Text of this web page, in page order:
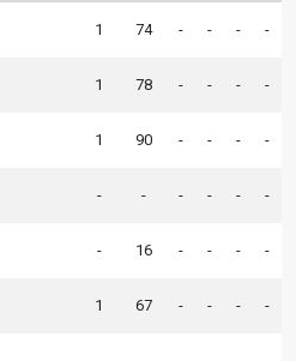
1 74 - - - -
1 78 - - - -
1 90 - - - -
- - - - - -
- 16 - - - -
1 67 - - - -